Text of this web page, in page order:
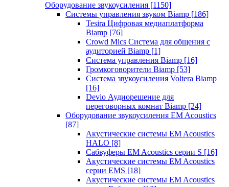
Оборудование звукоусиления [1150]
Системы управления звуком Biamp [186]
Tesira Цифровая медиаплатформа
Biamp [76]
Crowd Mics Система для общения с
аудиторией Biamp [1]
Система управления Biamp [16]
Громкоговорители Biamp [53]
Система звукоусиления Voltera Biamp
[16]
Devio Аудиорешение для
переговорных комнат Biamp [24]
Оборудование звукоусиления EM Acoustics
[87]
Акустические системы EM Acoustics
HALO [8]
Сабвуферы EM Acoustics серии S [16]
Акустические системы EM Acoustics
серии EMS [18]
Акустические системы EM Acoustics